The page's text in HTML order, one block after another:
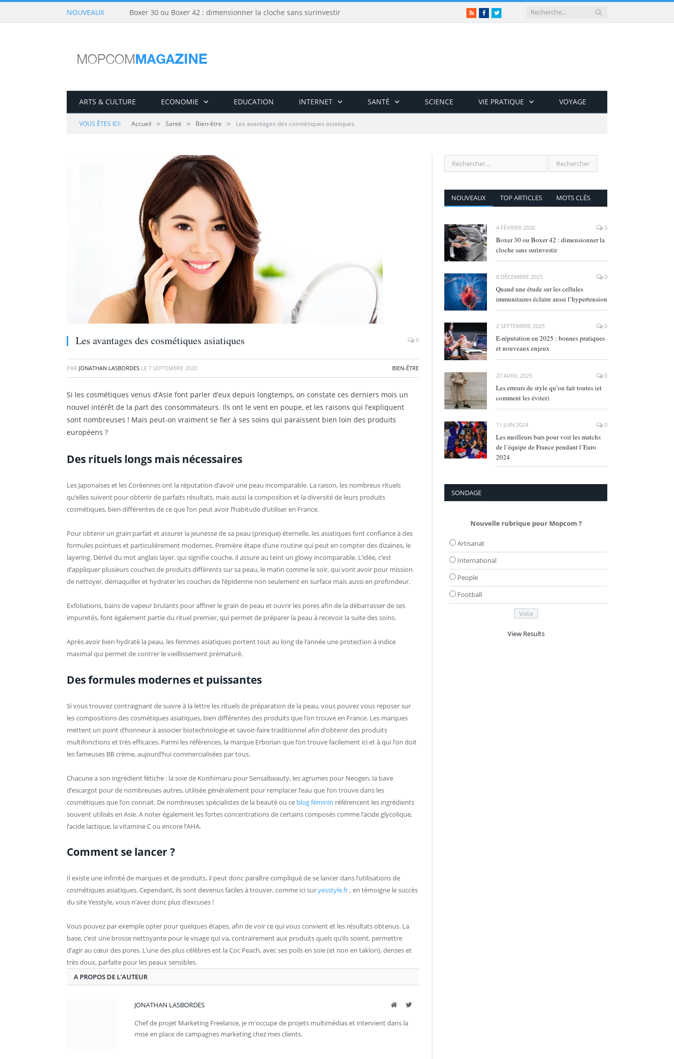
NOUVEAUX Boxer 30 ou Boxer 42 : dimensionner la cloche sans surinvestir RSSFacebookTwitter
ARTS & CULTURE ECONOMIE EDUCATION INTERNET SANTÉ SCIENCE VIE PRATIQUE VOYAGE
VOUS ÊTES ICI: Accueil » Santé » Bien-être » Les avantages des cosmétiques asiatiques
Les avantages des cosmétiques asiatiques 0
PAR JONATHAN LASBORDES LE 7 SEPTEMBRE 2020 BIEN-ÊTRE
Si les cosmétiques venus d’Asie font parler d’eux depuis longtemps, on constate ces derniers mois un
nouvel intérêt de la part des consommateurs. Ils ont le vent en poupe, et les raisons qui l’expliquent
sont nombreuses ! Mais peut-on vraiment se fier à ses soins qui paraissent bien loin des produits
européens ?
Des rituels longs mais nécessaires
Les Japonaises et les Coréennes ont la réputation d’avoir une peau incomparable. La raison, les nombreux rituels
qu’elles suivent pour obtenir de parfaits résultats, mais aussi la composition et la diversité de leurs produits
cosmétiques, bien différentes de ce que l’on peut avoir l’habitude d’utiliser en France.
Pour obtenir un grain parfait et assurer la jeunesse de sa peau (presque) éternelle, les asiatiques font confiance à des
formules pointues et particulièrement modernes. Première étape d’une routine qui peut en compter des dizaines, le
layering. Dérivé du mot anglais layer, qui signifie couche, il assure au teint un glowy incomparable. L’idée, c’est
d’appliquer plusieurs couches de produits différents sur sa peau, le matin comme le soir, qui vont avoir pour mission
de nettoyer, démaquiller et hydrater les couches de l’épiderme non seulement en surface mais aussi en profondeur.
Exfoliations, bains de vapeur brulants pour affiner le grain de peau et ouvrir les pores afin de la débarrasser de ses
impuretés, font également partie du rituel premier, qui permet de préparer la peau à recevoir la suite des soins.
Après avoir bien hydraté la peau, les femmes asiatiques portent tout au long de l’année une protection à indice
maximal qui permet de contrer le vieillissement prématuré.
Des formules modernes et puissantes
Si vous trouvez contraignant de suivre à la lettre les rituels de préparation de la peau, vous pouvez vous reposer sur
les compositions des cosmétiques asiatiques, bien différentes des produits que l’on trouve en France. Les marques
mettent un point d’honneur à associer biotechnologie et savoir-faire traditionnel afin d’obtenir des produits
multifonctions et très efficaces. Parmi les références, la marque Erborian que l’on trouve facilement ici et à qui l’on doit
les fameuses BB crème, aujourd’hui commercialisées par tous.
Chacune a son ingrédient fétiche : la soie de Koishimaru pour Sensaibeauty, les agrumes pour Neogen, la bave
d’escargot pour de nombreuses autres, utilisée généralement pour remplacer l’eau que l’on trouve dans les
cosmétiques que l’on connait. De nombreuses spécialistes de la beauté ou ce blog féminin référencent les ingrédients
souvent utilisés en Asie. A noter également les fortes concentrations de certains composés comme l’acide glycolique,
l’acide lactique, la vitamine C ou encore l’AHA.
Comment se lancer ?
Il existe une infinité de marques et de produits, il peut donc paraître compliqué de se lancer dans l’utilisations de
cosmétiques asiatiques. Cependant, ils sont devenus faciles à trouver, comme ici suryesstyle.fr, en témoigne le succès
du site Yesstyle, vous n’avez donc plus d’excuses !
Vous pouvez par exemple opter pour quelques étapes, afin de voir ce qui vous convient et les résultats obtenus. La
base, c’est une brosse nettoyante pour le visage qui va, contrairement aux produits quels qu’ils soient, permettre
d’agir au cœur des pores. L’une des plus célèbres est la Coc Peach, avec ses poils en soie (et non en taklon), denses et
très doux, parfaite pour les peaux sensibles.
A PROPOS DE L'AUTEUR
JONATHAN LASBORDES Site Twitter
Chef de projet Marketing Freelance, je m'occupe de projets multimédias et intervient dans la
mise en place de campagnes marketing chez mes clients.
NOUVEAUX TOP ARTICLES MOTS CLÉS
4 FÉVRIER 2026 0
Boxer 30 ou Boxer 42 : dimensionner la
cloche sans surinvestir
8 DÉCEMBRE 2025 0
Quand une étude sur les cellules
immunitaires éclaire aussi l’hypertension
2 SEPTEMBRE 2025 0
E‑réputation en 2025 : bonnes pratiques
et nouveaux enjeux
27 AVRIL 2025 0
Les erreurs de style qu’on fait toutes (et
comment les éviter)
11 JUIN 2024 0
Les meilleurs bars pour voir les matchs
de l’équipe de France pendant l’Euro
2024
SONDAGE
Nouvelle rubrique pour Mopcom ?
Artisanat
International
People
Football
View Results